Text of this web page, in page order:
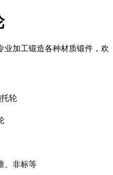
业加工锻造各种材质锻件，欢
、非标等